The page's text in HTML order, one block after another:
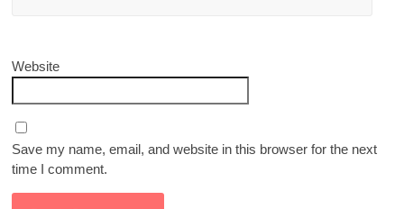
Website
Save my name, email, and website in this browser for the next
time I comment.